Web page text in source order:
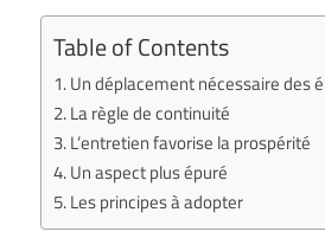
Table of Contents
Un déplacement nécessaire des
La règle de continuité
L’entretien favorise la prospérité
Un aspect plus épuré
Les principes à adopter